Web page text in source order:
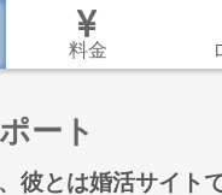
料金
ート
彼とは婚活サイト